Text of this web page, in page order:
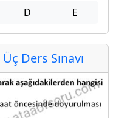
D E
Ders Sınavı